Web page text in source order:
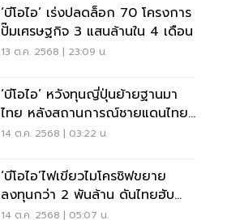
‘บีโอไอ’ เร่งปลดล็อก 70 โครงการ
ปั๊มเศรษฐกิจ 3 แสนล้านใน 4 เดือน
13 ต.ค. 2568 | 23:09 น.
‘บีโอไอ’ หวังทุนญี่ปุ่นย้ายฐานมา
ไทย หลังสถานการณ์ชายแดนไทย-
กัมพูชายืดเยื้อ
14 ต.ค. 2568 | 03:22 น.
‘บีโอไอ’ไฟเขียวไมโครชิฟขยาย
ลงทุนกว่า 2 พันล้าน ดันไทยฮับ
ทดสอบชิปภูมิภาค
14 ต.ค. 2568 | 05:07 น.